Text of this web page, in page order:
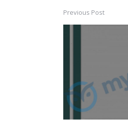
Post
Previous Post